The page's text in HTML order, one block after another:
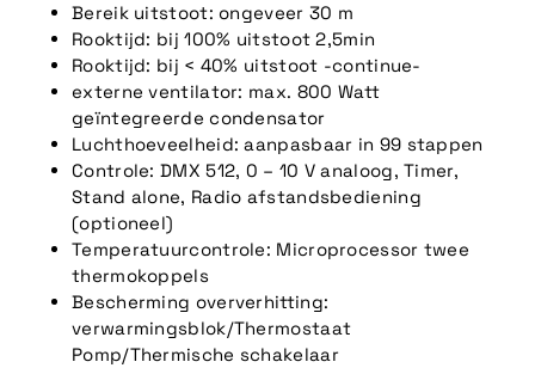
Bereik uitstoot: ongeveer 30 m
Rooktijd: bij 100% uitstoot 2,5min
Rooktijd: bij < 40% uitstoot -continue-
externe ventilator: max. 800 Watt
geïntegreerde condensator
Luchthoeveelheid: aanpasbaar in 99 stappen
Controle: DMX 512, 0 – 10 V analoog, Timer,
Stand alone, Radio afstandsbediening
(optioneel)
Temperatuurcontrole: Microprocessor twee
thermokoppels
Bescherming oververhitting:
verwarmingsblok/Thermostaat
Pomp/Thermische schakelaar